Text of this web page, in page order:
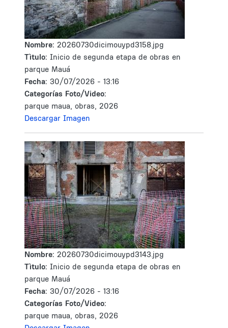
Nombre: 20260730dicimouypd3158.jpg
Tìtulo: Inicio de segunda etapa de obras en
parque Mauá
Fecha: 30/07/2026 - 13:16
Categorías Foto/Video:
parque maua, obras, 2026
Descargar Imagen
Nombre: 20260730dicimouypd3143.jpg
Tìtulo: Inicio de segunda etapa de obras en
parque Mauá
Fecha: 30/07/2026 - 13:16
Categorías Foto/Video:
parque maua, obras, 2026